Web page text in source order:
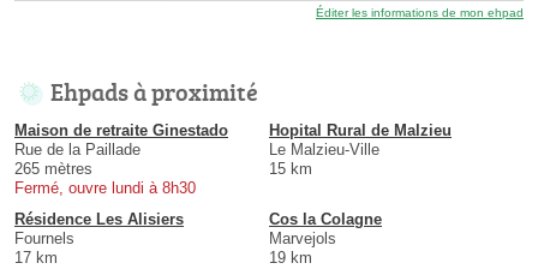
Éditer les informations de mon ehpad
Ehpads à proximité
Maison de retraite Ginestado
Rue de la Paillade
265 mètres
Fermé, ouvre lundi à 8h30
Hopital Rural de Malzieu
Le Malzieu-Ville
15 km
Résidence Les Alisiers
Fournels
17 km
Cos la Colagne
Marvejols
19 km